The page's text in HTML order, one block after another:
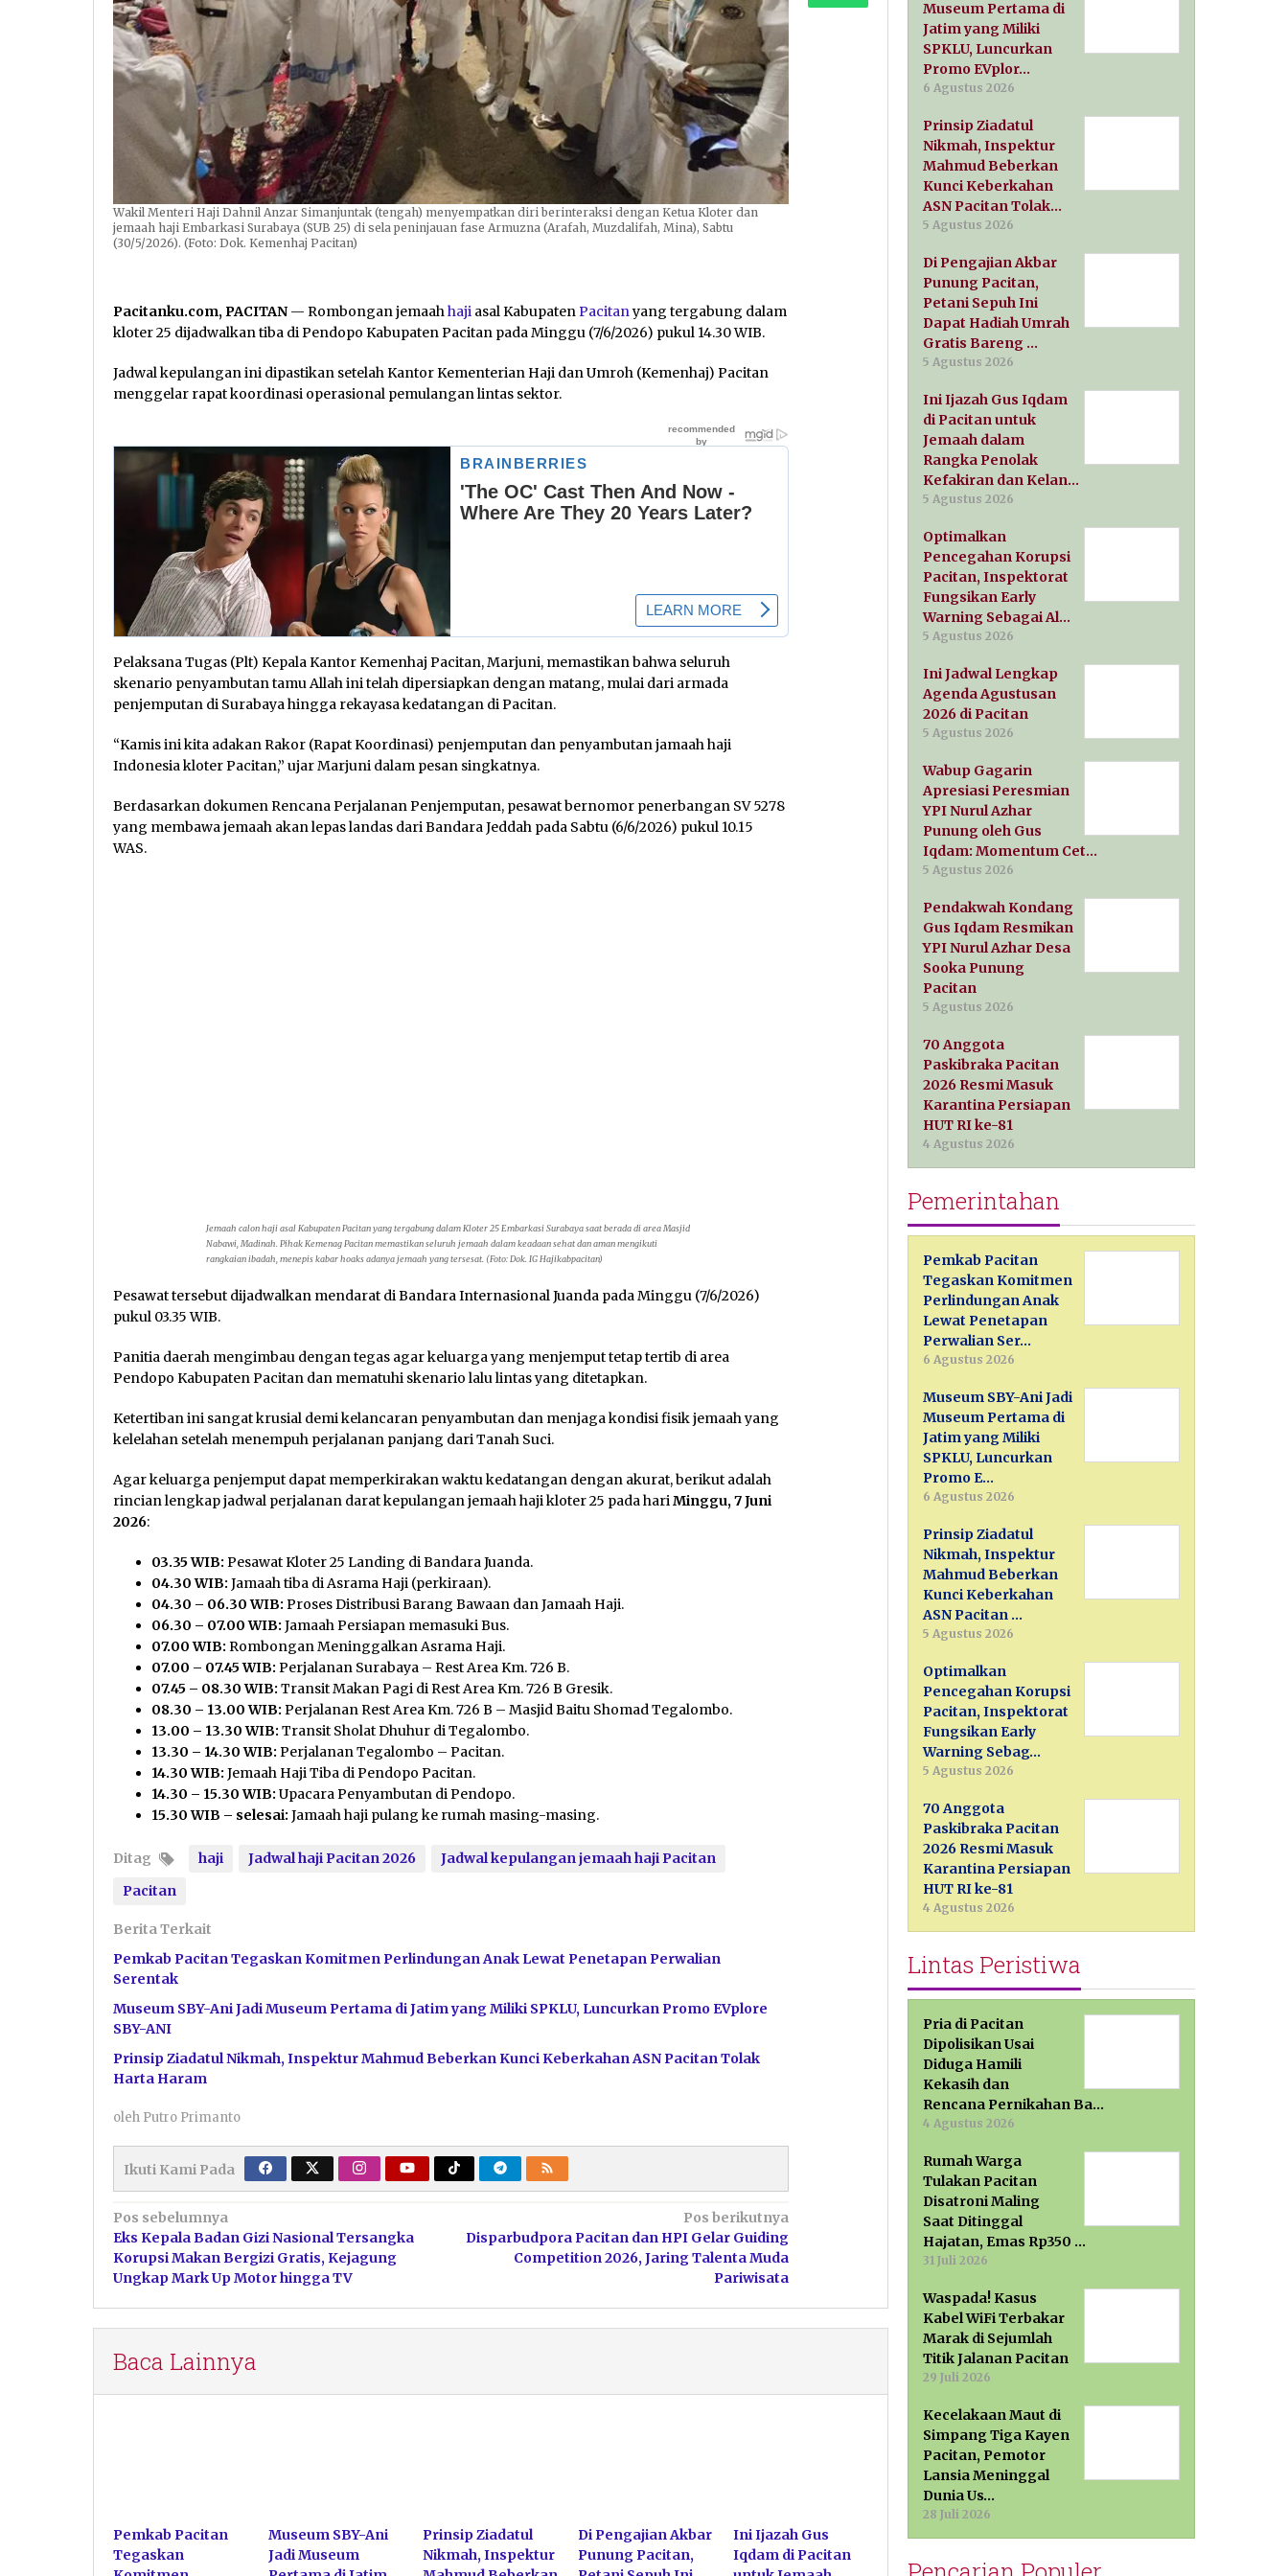
Wakil Menteri Haji Dahnil Anzar Simanjuntak (tengah) menyempatkan diri berinteraksi dengan Ketua Kloter dan
jemaah haji Embarkasi Surabaya (SUB 25) di sela peninjauan fase Armuzna (Arafah, Muzdalifah, Mina), Sabtu
(30/5/2026). (Foto: Dok. Kemenhaj Pacitan)
Pacitanku.com, PACITAN — Rombongan jemaahhaji asal KabupatenPacitanyang tergabung dalam
kloter 25 dijadwalkan tiba di Pendopo Kabupaten Pacitan pada Minggu (7/6/2026) pukul 14.30 WIB.
Jadwal kepulangan ini dipastikan setelah Kantor Kementerian Haji dan Umroh (Kemenhaj) Pacitan
menggelar rapat koordinasi operasional pemulangan lintas sektor.
Pelaksana Tugas (Plt) Kepala Kantor Kemenhaj Pacitan, Marjuni, memastikan bahwa seluruh
skenario penyambutan tamu Allah ini telah dipersiapkan dengan matang, mulai dari armada
penjemputan di Surabaya hingga rekayasa kedatangan di Pacitan.
“Kamis ini kita adakan Rakor (Rapat Koordinasi) penjemputan dan penyambutan jamaah haji
Indonesia kloter Pacitan,” ujar Marjuni dalam pesan singkatnya.
Berdasarkan dokumen Rencana Perjalanan Penjemputan, pesawat bernomor penerbangan SV 5278
yang membawa jemaah akan lepas landas dari Bandara Jeddah pada Sabtu (6/6/2026) pukul 10.15
WAS.
Jemaah calon haji asal Kabupaten Pacitan yang tergabung dalam Kloter 25 Embarkasi Surabaya saat berada di area Masjid
Nabawi, Madinah. Pihak Kemenag Pacitan memastikan seluruh jemaah dalam keadaan sehat dan aman mengikuti
rangkaian ibadah, menepis kabar hoaks adanya jemaah yang tersesat. (Foto: Dok. IG Hajikabpacitan)
Pesawat tersebut dijadwalkan mendarat di Bandara Internasional Juanda pada Minggu (7/6/2026)
pukul 03.35 WIB.
Panitia daerah mengimbau dengan tegas agar keluarga yang menjemput tetap tertib di area
Pendopo Kabupaten Pacitan dan mematuhi skenario lalu lintas yang ditetapkan.
Ketertiban ini sangat krusial demi kelancaran penyambutan dan menjaga kondisi fisik jemaah yang
kelelahan setelah menempuh perjalanan panjang dari Tanah Suci.
Agar keluarga penjemput dapat memperkirakan waktu kedatangan dengan akurat, berikut adalah
rincian lengkap jadwal perjalanan darat kepulangan jemaah haji kloter 25 pada hariMinggu, 7 Juni
2026:
03.35 WIB: Pesawat Kloter 25 Landing di Bandara Juanda.
04.30 WIB: Jamaah tiba di Asrama Haji (perkiraan).
04.30 – 06.30 WIB: Proses Distribusi Barang Bawaan dan Jamaah Haji.
06.30 – 07.00 WIB: Jamaah Persiapan memasuki Bus.
07.00 WIB: Rombongan Meninggalkan Asrama Haji.
07.00 – 07.45 WIB: Perjalanan Surabaya – Rest Area Km. 726 B.
07.45 – 08.30 WIB: Transit Makan Pagi di Rest Area Km. 726 B Gresik.
08.30 – 13.00 WIB: Perjalanan Rest Area Km. 726 B – Masjid Baitu Shomad Tegalombo.
13.00 – 13.30 WIB: Transit Sholat Dhuhur di Tegalombo.
13.30 – 14.30 WIB: Perjalanan Tegalombo – Pacitan.
14.30 WIB: Jemaah Haji Tiba di Pendopo Pacitan.
14.30 – 15.30 WIB: Upacara Penyambutan di Pendopo.
15.30 WIB – selesai: Jamaah haji pulang ke rumah masing-masing.
Ditag haji Jadwal haji Pacitan 2026
Jadwal kepulangan jemaah haji Pacitan
Pacitan
Berita Terkait
Pemkab Pacitan Tegaskan Komitmen Perlindungan Anak Lewat Penetapan Perwalian
Serentak
Museum SBY-Ani Jadi Museum Pertama di Jatim yang Miliki SPKLU, Luncurkan Promo EVplore
SBY-ANI
Prinsip Ziadatul Nikmah, Inspektur Mahmud Beberkan Kunci Keberkahan ASN Pacitan Tolak
Harta Haram
oleh Putro Primanto
Ikuti Kami Pada
Navigasi
pos
Pos sebelumnya
Eks Kepala Badan Gizi Nasional Tersangka
Korupsi Makan Bergizi Gratis, Kejagung
Ungkap Mark Up Motor hingga TV
Pos berikutnya
Disparbudpora Pacitan dan HPI Gelar Guiding
Competition 2026, Jaring Talenta Muda
Pariwisata
Baca Lainnya
Pemkab Pacitan
Tegaskan
Museum SBY-Ani
Jadi Museum
Prinsip Ziadatul
Nikmah, Inspektur
Di Pengajian Akbar
Punung Pacitan,
Ini Ijazah Gus
Iqdam di Pacitan
Museum Pertama di
Jatim yang Miliki
SPKLU, Luncurkan
Promo EVplor…
6 Agustus 2026
Prinsip Ziadatul
Nikmah, Inspektur
Mahmud Beberkan
Kunci Keberkahan
ASN Pacitan Tolak…
5 Agustus 2026
Di Pengajian Akbar
Punung Pacitan,
Petani Sepuh Ini
Dapat Hadiah Umrah
Gratis Bareng …
5 Agustus 2026
Ini Ijazah Gus Iqdam
di Pacitan untuk
Jemaah dalam
Rangka Penolak
Kefakiran dan Kelan…
5 Agustus 2026
Optimalkan
Pencegahan Korupsi
Pacitan, Inspektorat
Fungsikan Early
Warning Sebagai Al…
5 Agustus 2026
Ini Jadwal Lengkap
Agenda Agustusan
2026 di Pacitan
5 Agustus 2026
Wabup Gagarin
Apresiasi Peresmian
YPI Nurul Azhar
Punung oleh Gus
Iqdam: Momentum Cet…
5 Agustus 2026
Pendakwah Kondang
Gus Iqdam Resmikan
YPI Nurul Azhar Desa
Sooka Punung
Pacitan
5 Agustus 2026
70 Anggota
Paskibraka Pacitan
2026 Resmi Masuk
Karantina Persiapan
HUT RI ke-81
4 Agustus 2026
Pemerintahan
Pemkab Pacitan
Tegaskan Komitmen
Perlindungan Anak
Lewat Penetapan
Perwalian Ser…
6 Agustus 2026
Museum SBY-Ani Jadi
Museum Pertama di
Jatim yang Miliki
SPKLU, Luncurkan
Promo E…
6 Agustus 2026
Prinsip Ziadatul
Nikmah, Inspektur
Mahmud Beberkan
Kunci Keberkahan
ASN Pacitan …
5 Agustus 2026
Optimalkan
Pencegahan Korupsi
Pacitan, Inspektorat
Fungsikan Early
Warning Sebag…
5 Agustus 2026
70 Anggota
Paskibraka Pacitan
2026 Resmi Masuk
Karantina Persiapan
HUT RI ke-81
4 Agustus 2026
Lintas Peristiwa
Pria di Pacitan
Dipolisikan Usai
Diduga Hamili
Kekasih dan
Rencana Pernikahan Ba…
4 Agustus 2026
Rumah Warga
Tulakan Pacitan
Disatroni Maling
Saat Ditinggal
Hajatan, Emas Rp350 …
31 Juli 2026
Waspada! Kasus
Kabel WiFi Terbakar
Marak di Sejumlah
Titik Jalanan Pacitan
29 Juli 2026
Kecelakaan Maut di
Simpang Tiga Kayen
Pacitan, Pemotor
Lansia Meninggal
Dunia Us…
28 Juli 2026